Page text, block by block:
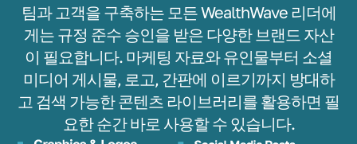
팀과 고객을 구축하는 모든 WealthWave 리더에
게는 규정 준수 승인을 받은 다양한 브랜드 자산
이 필요합니다. 마케팅 자료와 유인물부터 소셜
미디어 게시물, 로고, 간판에 이르기까지 방대하
고 검색 가능한 콘텐츠 라이브러리를 활용하면 필
요한 순간 바로 사용할 수 있습니다.